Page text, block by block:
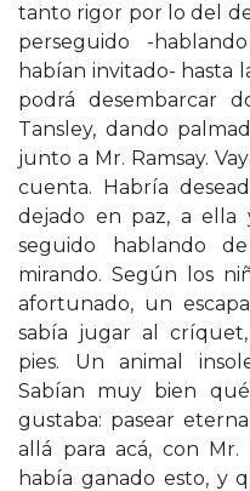
tanto rigor por lo del
perseguido -
habían invitado- hasta
podrá desembarcar
Tansley, dando
junto a Mr. Ramsay.
cuenta. Habría
dejado en paz, a ella
seguido hablando
mirando. Según los
afortunado, un
sabía jugar al
pies. Un animal
Sabían muy bien
gustaba: pasear
allá para acá, con
había ganado esto, y